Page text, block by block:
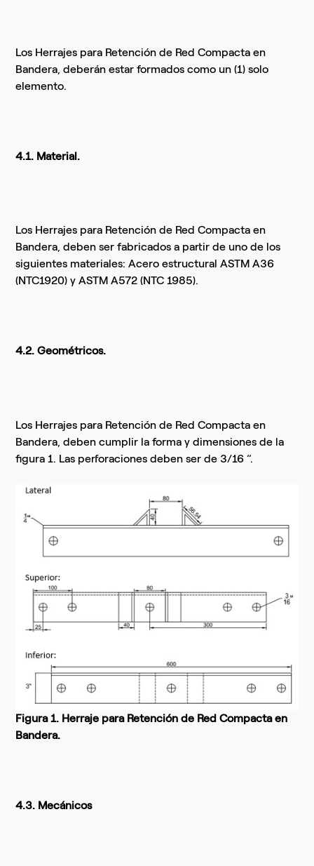
Los Herrajes para Retención de Red Compacta en
Bandera, deberán estar formados como un (1) solo
elemento.
4.1. Material.
Los Herrajes para Retención de Red Compacta en
Bandera, deben ser fabricados a partir de uno de los
siguientes materiales: Acero estructural ASTM A36
(NTC1920) y ASTM A572 (NTC 1985).
4.2. Geométricos.
Los Herrajes para Retención de Red Compacta en
Bandera, deben cumplir la forma y dimensiones de la
figura 1. Las perforaciones deben ser de 3/16 “.
Figura 1. Herraje para Retención de Red Compacta en
Bandera.
4.3. Mecánicos